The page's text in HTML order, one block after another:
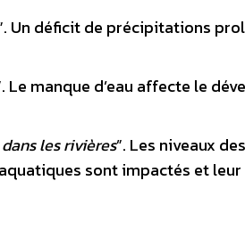
Un déficit de précipitations
Le manque d’eau affecte le
dans les rivières”. Les niveaux
sont impactés et